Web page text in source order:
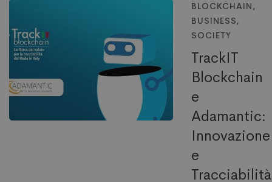
BLOCKCHAIN,
BUSINESS,
SOCIETY
TrackIT
Blockchain
e
Adamantic:
Innovazione
e
Tracciabilità